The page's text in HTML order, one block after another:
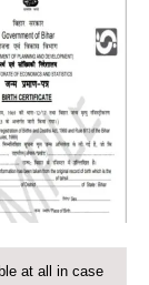
at all in case